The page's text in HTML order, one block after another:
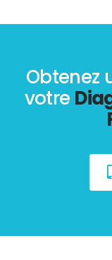
Obtenez
votre